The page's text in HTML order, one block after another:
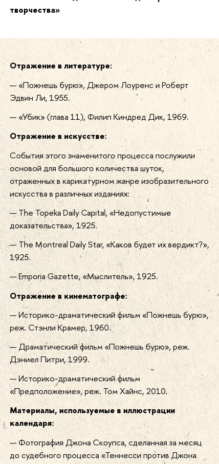
творчества»
Отражение в литературе:
«Пожнешь бурю», Джером Лоуренс и Роберт
Эдвин Ли, 1955.
«Убик» (глава 11), Филип Киндред Дик, 1969.
Отражение в искусстве:
События этого знаменитого процесса послужили
основой для большого количества шуток,
отраженных в карикатурном жанре изобразительного
искусства в различных изданиях:
The Topeka Daily Capital, «Недопустимые
доказательства», 1925.
The Montreal Daily Star, «Каков будет их вердикт?»,
1925.
Emporia Gazette, «Мыслитель», 1925.
Отражение в кинематографе:
Историко-драматический фильм «Пожнешь бурю»,
реж. Стэнли Крамер, 1960.
Драматический фильм «Пожнешь бурю», реж.
Дэниел Питри, 1999.
Историко-драматический фильм
«Предположение», реж. Том Хайнс, 2010.
Материалы, используемые в иллюстрации
календаря:
Фотография Джона Скоупса, сделанная за месяц
до судебного процесса «Теннесси против Джона